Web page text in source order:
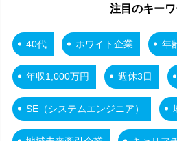
注目のキー
40代 ホワイト企業 年
年収1,000万円 週休3日
SE（システムエンジニア）